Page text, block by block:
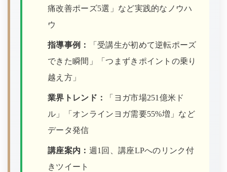
痛改善ポーズ5選」など実践的なノウハ
ウ
指導事例：
「受講生が初めて逆転ポーズ
できた瞬間」「つまずきポイントの乗り
越え方」
業界トレンド：
「ヨガ市場251億米ド
ル」「オンラインヨガ需要55%増」など
データ発信
講座案内： 週1回、講座LPへのリンク付
きツイート